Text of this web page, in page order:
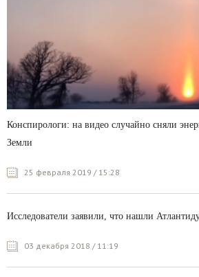
Конспирологи: на видео случайно сняли
Земли
25 февраля 2019 / 15:28
Исследователи заявили, что нашли
03 декабря 2018 / 11:19